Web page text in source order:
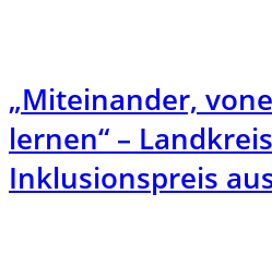
„Miteinander,
lernen“ –
Inklusionspreis